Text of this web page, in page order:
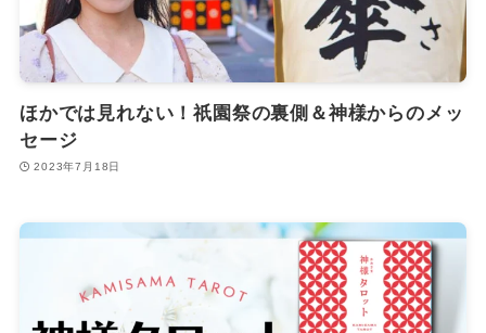
ほかでは見れない！祇園祭の裏側＆神様からのメッ
セージ
2023年7月18日